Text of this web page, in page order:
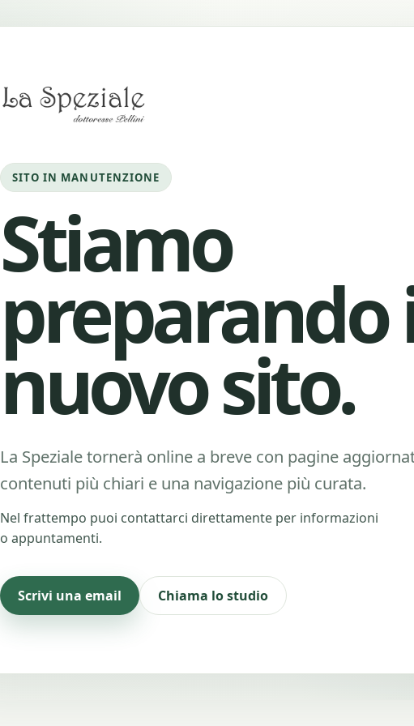
SITO IN MANUTENZIONE
Stiamo
preparando
nuovo sito.
La Speziale tornerà online a breve con pagine
contenuti più chiari e una navigazione più curata.
Nel frattempo puoi contattarci direttamente per informazioni
o appuntamenti.
Scrivi una email Chiama lo studio